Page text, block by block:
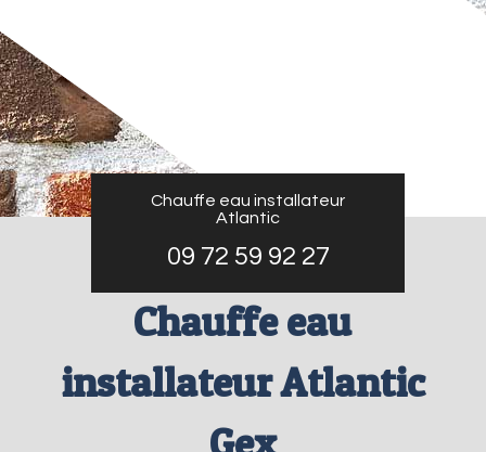
Chauffe eau installateur
Atlantic
09 72 59 92 27
Chauffe eau
installateur Atlantic